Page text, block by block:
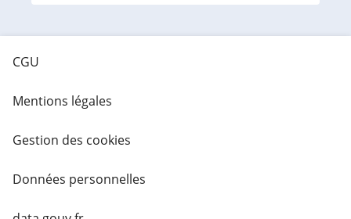
CGU
Mentions légales
Gestion des cookies
Données personnelles